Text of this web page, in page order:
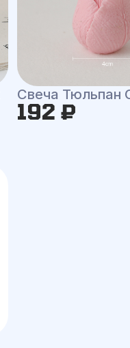
Свеча Тюльпан
192 ₽